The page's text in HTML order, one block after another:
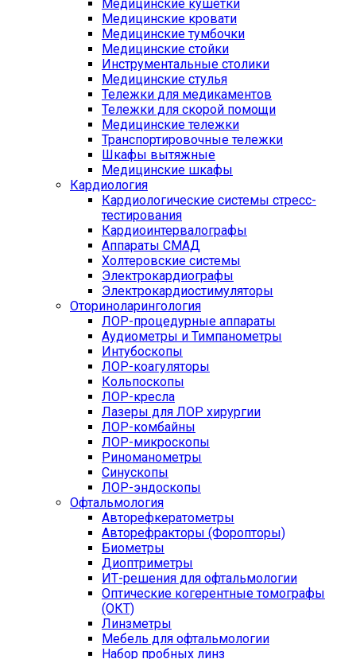
Медицинские кушетки
Медицинские кровати
Медицинские тумбочки
Медицинские стойки
Инструментальные столики
Медицинские стулья
Тележки для медикаментов
Тележки для скорой помощи
Медицинские тележки
Транспортировочные тележки
Шкафы вытяжные
Медицинские шкафы
Кардиология
Кардиологические системы стресс-
тестирования
Кардиоинтервалографы
Аппараты СМАД
Холтеровские системы
Электрокардиографы
Электрокардиостимуляторы
Оториноларингология
ЛОР-процедурные аппараты
Аудиометры и Тимпанометры
Интубоскопы
ЛОР-коагуляторы
Кольпоскопы
ЛОР-кресла
Лазеры для ЛОР хирургии
ЛОР-комбайны
ЛОР-микроскопы
Риноманометры
Синускопы
ЛОР-эндоскопы
Офтальмология
Авторефкератометры
Авторефракторы (Форопторы)
Биометры
Диоптриметры
ИТ-решения для офтальмологии
Оптические когерентные томографы
(ОКТ)
Линзметры
Мебель для офтальмологии
Набор пробных линз